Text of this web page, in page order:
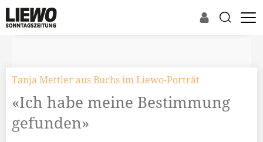
Tanja Mettler aus Buchs im Liewo-Porträt
«Ich habe meine Bestimmung
gefunden»